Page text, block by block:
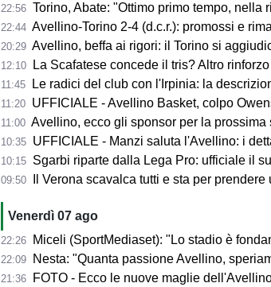
22:56 Torino, Abate: "Ottimo primo tempo, nella ripresa ho provato altre
22:44 Avellino-Torino 2-4 (d.c.r.): promossi e
20:29 Avellino, beffa ai rigori: il Torino si aggiudica
12:10 La Scafatese concede il tris? Altro
11:45 Le radici del club con l'Irpinia: la
11:20 UFFICIALE - Avellino Basket, colpo Owens
11:00 Avellino, ecco gli sponsor per la prossima
10:35 UFFICIALE - Manzi saluta l'Avellino: i
10:15 Sgarbi riparte dalla Lega Pro: ufficiale il
09:50 Il Verona scavalca tutti e sta per
Venerdì 07 ago
22:26 Miceli (SportMediaset): "Lo stadio è fondamentale,
22:09 Nesta: "Quanta passione Avellino, speriamo in
21:36 FOTO - Ecco le nuove maglie dell'Avellino